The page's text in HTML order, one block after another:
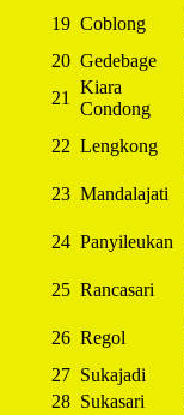
19 Coblong
20 Gedebage
21
Kiara
Condong
22 Lengkong
23 Mandalajati
24 Panyileukan
25 Rancasari
26 Regol
27 Sukajadi
28 Sukasari